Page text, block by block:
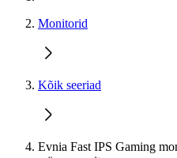
Monitorid
Kõik seeriad
Evnia Fast IPS Gaming